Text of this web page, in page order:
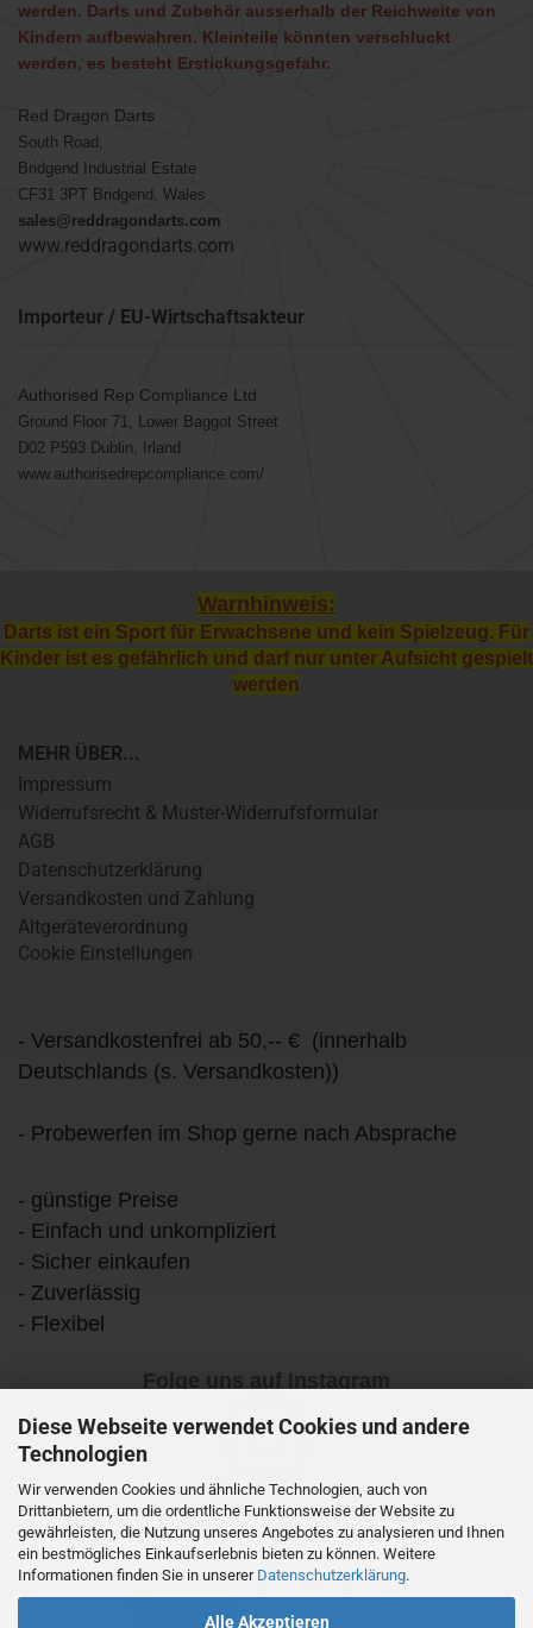
Diese Webseite verwendet Cookies und andere
Technologien
Wir verwenden Cookies und ähnliche Technologien, auch von
Drittanbietern, um die ordentliche Funktionsweise der Website zu
gewährleisten, die Nutzung unseres Angebotes zu analysieren und Ihnen
ein bestmögliches Einkaufserlebnis bieten zu können. Weitere
Informationen finden Sie in unserer Datenschutzerklärung.
Alle Akzeptieren
werden. Darts und Zubehör ausserhalb der Reichweite von
Kindern aufbewahren. Kleinteile könnten verschluckt
werden, es besteht Erstickungsgefahr.
Red Dragon Darts
South Road,
Bridgend Industrial Estate
CF31 3PT Bridgend, Wales
sales@reddragondarts.com
www.reddragondarts.com
Importeur / EU-Wirtschaftsakteur
Authorised Rep Compliance Ltd
Ground Floor 71, Lower Baggot Street
D02 P593 Dublin, Irland
www.authorisedrepcompliance.com/
Warnhinweis:
Darts ist ein Sport für Erwachsene und kein Spielzeug. Für
Kinder ist es gefährlich und darf nur unter Aufsicht gespielt
werden
MEHR ÜBER...
Impressum
Widerrufsrecht & Muster-Widerrufsformular
AGB
Datenschutzerklärung
Versandkosten und Zahlung
Altgeräteverordnung
Cookie Einstellungen
- Versandkostenfrei ab 50,-- € (innerhalb
Deutschlands (s. Versandkosten))
- Probewerfen im Shop gerne nach Absprache
- günstige Preise
- Einfach und unkompliziert
- Sicher einkaufen
- Zuverlässig
- Flexibel
Folge uns auf Instagram